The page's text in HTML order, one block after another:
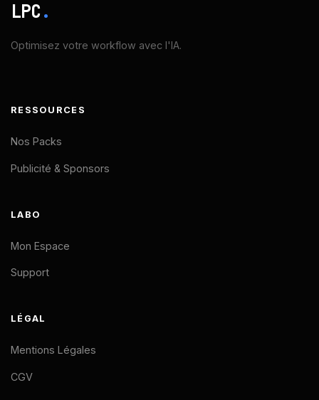
LPC.
Optimisez votre workflow avec l'IA.
RESSOURCES
Nos Packs
Publicité & Sponsors
LABO
Mon Espace
Support
LÉGAL
Mentions Légales
CGV